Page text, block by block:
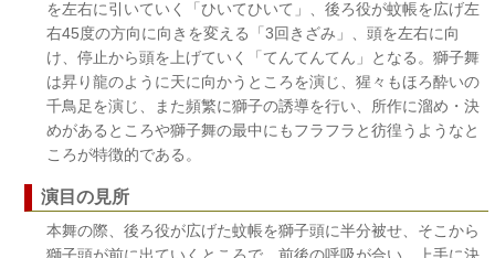
を左右に引いていく「ひいてひいて」、後ろ役が蚊帳を広げ左
右45度の方向に向きを変える「3回きざみ」、頭を左右に向
け、停止から頭を上げていく「てんてんてん」となる。獅子舞
は昇り龍のように天に向かうところを演じ、猩々もほろ酔いの
千鳥足を演じ、また頻繁に獅子の誘導を行い、所作に溜め・決
めがあるところや獅子舞の最中にもフラフラと彷徨うようなと
ころが特徴的である。
演目の見所
本舞の際、後ろ役が広げた蚊帳を獅子頭に半分被せ、そこから